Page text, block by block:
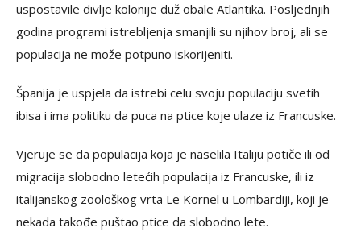
uspostavile divlje kolonije duž obale Atlantika. Posljednjih
godina programi istrebljenja smanjili su njihov broj, ali se
populacija ne može potpuno iskorijeniti.
Španija je uspjela da istrebi celu svoju populaciju svetih
ibisa i ima politiku da puca na ptice koje ulaze iz Francuske.
Vjeruje se da populacija koja je naselila Italiju potiče ili od
migracija slobodno letećih populacija iz Francuske, ili iz
italijanskog zoološkog vrta Le Kornel u Lombardiji, koji je
nekada takođe puštao ptice da slobodno lete.